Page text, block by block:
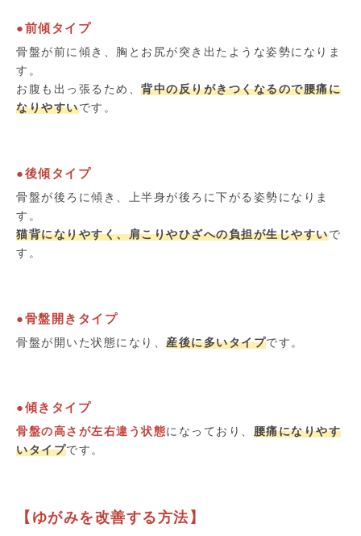
●前傾タイプ
骨盤が前に傾き、胸とお尻が突き出たような姿勢になりま
す。
お腹も出っ張るため、 背中の反りがきつくなるので腰痛に
なりやすいです。
●後傾タイプ
骨盤が後ろに傾き、上半身が後ろに下がる姿勢になりま
す。
猫背になりやすく、肩こりやひざへの負担が生じやすいで
す。
●骨盤開きタイプ
骨盤が開いた状態になり、 産後に多いタイプです。
●傾きタイプ
骨盤の高さが左右違う状態になっており、 腰痛になりやす
いタイプです。
【ゆがみを改善する方法】